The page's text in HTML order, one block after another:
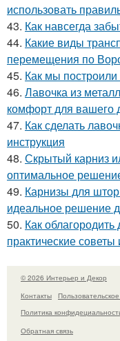
использовать
43. Как навсегда
44. Какие виды
перемещения по
45. Как мы
46. Лавочка из
комфорт для вашего
47. Как сделать
инструкция
48. Скрытый карниз
оптимальное
49. Карнизы для
идеальное решение
50. Как
практические советы
© 2026 Интерьер и Декор
Контакты
Политика
Обратная связь